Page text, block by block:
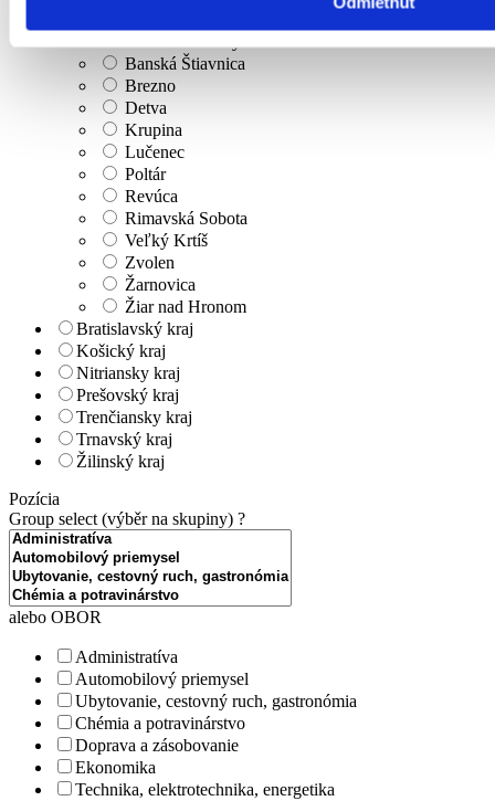
Banská Štiavnica
Brezno
Detva
Krupina
Lučenec
Poltár
Revúca
Rimavská Sobota
Veľký Krtíš
Zvolen
Žarnovica
Žiar nad Hronom
Bratislavský kraj
Košický kraj
Nitriansky kraj
Prešovský kraj
Trenčiansky kraj
Trnavský kraj
Žilinský kraj
Pozícia
Group select (výběr na skupiny) ?
alebo OBOR
Administratíva
Automobilový priemysel
Ubytovanie, cestovný ruch, gastronómia
Chémia a potravinárstvo
Doprava a zásobovanie
Ekonomika
Technika, elektrotechnika, energetika